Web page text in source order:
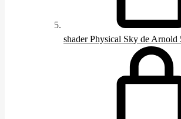
shader Physical Sky de Arnold